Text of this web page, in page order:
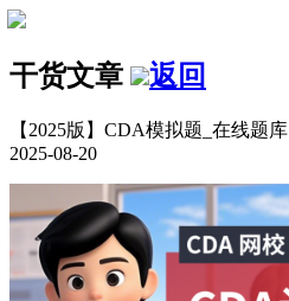
干货文章 返回
【2025版】CDA模拟题_在线题库
2025-08-20